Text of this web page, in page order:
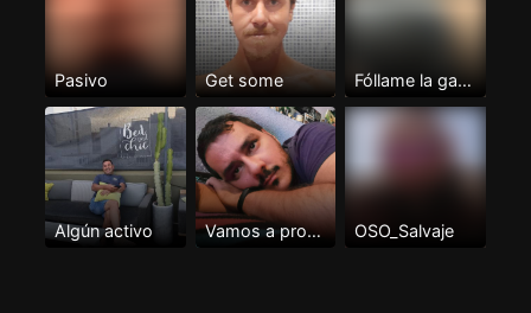
Pasivo Get some Fóllame la garganta
Algún activo Vamos a probar OSO_Salvaje